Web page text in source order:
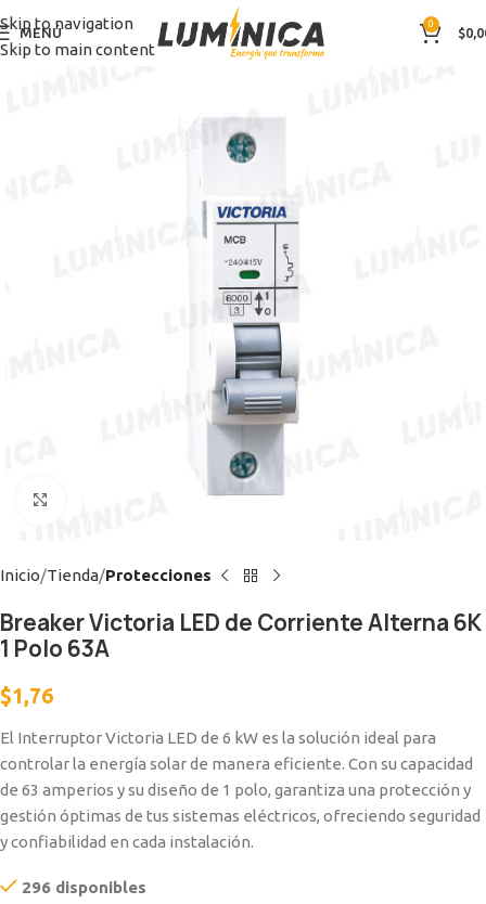
Skip to navigation
Skip to main content
MENÚ
0
$
Inicio Tienda Protecciones
Breaker Victoria LED de Corriente Alterna 6K
1 Polo 63A
$1,76
El Interruptor Victoria LED de 6 kW es la solución ideal para
controlar la energía solar de manera eficiente. Con su capacidad
de 63 amperios y su diseño de 1 polo, garantiza una protección y
gestión óptimas de tus sistemas eléctricos, ofreciendo seguridad
y confiabilidad en cada instalación.
296 disponibles